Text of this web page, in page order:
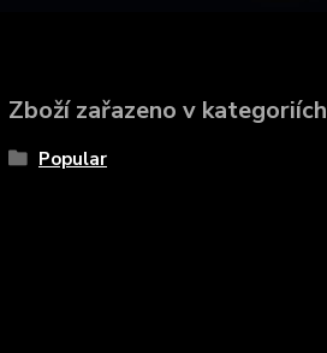
Zboží zařazeno v kategoriích
Popular